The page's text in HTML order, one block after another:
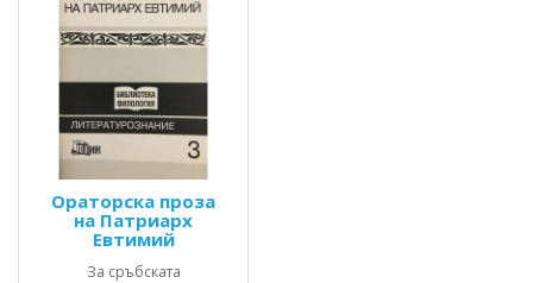
Ораторска проза
на Патриарх
Евтимий
За сръбската